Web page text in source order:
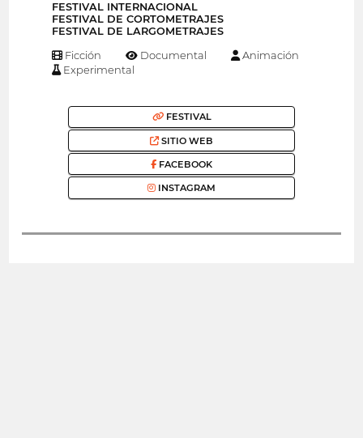
FESTIVAL INTERNACIONAL
FESTIVAL DE CORTOMETRAJES
FESTIVAL DE LARGOMETRAJES
Ficción Documental
Animación
Experimental
FESTIVAL
SITIO WEB
FACEBOOK
INSTAGRAM